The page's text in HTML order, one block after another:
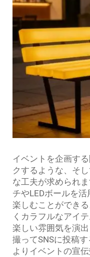
イベントを企画す
クするような、そ
な工夫が求められ
チやLEDボールを
楽しむことができ
くカラフルなアイ
楽しい雰囲気を演
撮ってSNSに投稿
よりイベントの宣